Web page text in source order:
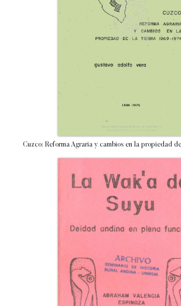
Cuzco: Reforma Agraria y cambios en la propiedad